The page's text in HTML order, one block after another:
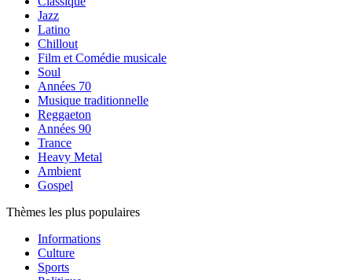
Jazz
Latino
Chillout
Film et Comédie musicale
Soul
Années 70
Musique traditionnelle
Reggaeton
Années 90
Trance
Heavy Metal
Ambient
Gospel
Thèmes les plus populaires
Informations
Culture
Sports